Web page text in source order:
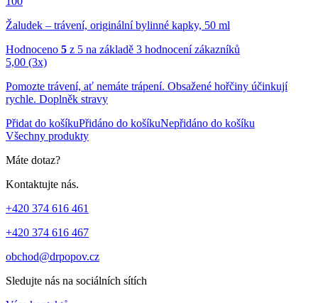
Žaludek – trávení, originální bylinné kapky, 50 ml
Hodnoceno 5 z 5 na základě 3 hodnocení zákazníků
5,00 (3x)
Pomozte trávení, ať nemáte trápení. Obsažené hořčiny účinkují
rychle. Doplněk stravy
Přidat do košíkuPřidáno do košíkuNepřidáno do košíku
Všechny produkty
Máte dotaz?
Kontaktujte nás.
+420 374 616 461
+420 374 616 467
obchod@drpopov.cz
Sledujte nás na sociálních sítích